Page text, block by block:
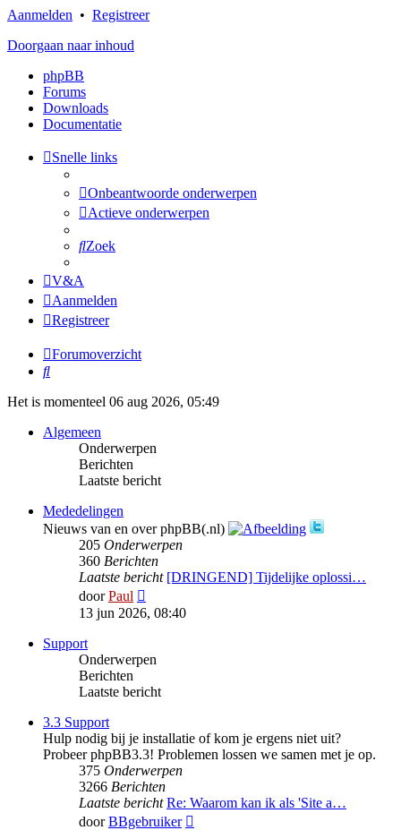
Aanmelden • Registreer
Doorgaan naar inhoud
phpBB
Forums
Downloads
Documentatie
Snelle links
Onbeantwoorde onderwerpen
Actieve onderwerpen
Zoek
V&A
Aanmelden
Registreer
Forumoverzicht
Zoek
Het is momenteel 06 aug 2026, 05:49
Algemeen
Onderwerpen
Berichten
Laatste bericht
Mededelingen
Nieuws van en over phpBB(.nl)
205 Onderwerpen
360 Berichten
Laatste bericht [DRINGEND] Tijdelijke oplossi…
doorPaul
laatste
bericht
13 jun 2026, 08:40
Support
Onderwerpen
Berichten
Laatste bericht
3.3 Support
Hulp nodig bij je installatie of kom je ergens niet uit?
Probeer phpBB3.3! Problemen lossen we samen met je op.
375 Onderwerpen
3266 Berichten
Laatste bericht Re: Waarom kan ik als 'Site a…
doorBBgebruiker